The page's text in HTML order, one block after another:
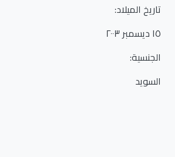
تاريخ الميلاد:
الجنسية:
السويد